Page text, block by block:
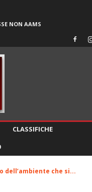
NON AAMS
CLASSIFICHE
dell’ambiente che si...